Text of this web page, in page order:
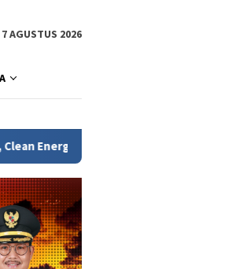
AGUSTUS 2026
UID S2JB Tekan Emisi Karbon hingga 15